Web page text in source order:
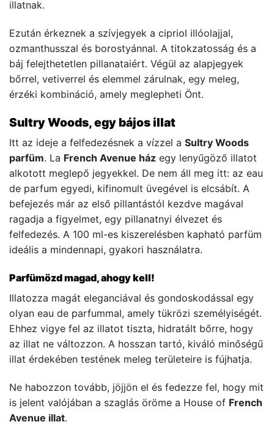
illatnak.
Ezután érkeznek a szívjegyek a cipriol illóolajjal,
ozmanthusszal és borostyánnal. A titokzatosság és a
báj felejthetetlen pillanataiért. Végül az alapjegyek
bőrrel, vetiverrel és elemmel zárulnak, egy meleg,
érzéki kombináció, amely meglepheti Önt.
Sultry Woods, egy bájos illat
Itt az ideje a felfedezésnek a vízzel a Sultry Woods
parfüm. La French Avenue ház egy lenyűgöző illatot
alkotott meglepő jegyekkel. De nem áll meg itt: az eau
de parfum egyedi, kifinomult üvegével is elcsábít. A
befejezés már az első pillantástól kezdve magával
ragadja a figyelmet, egy pillanatnyi élvezet és
felfedezés. A 100 ml-es kiszerelésben kapható parfüm
ideális a mindennapi, gyakori használatra.
Parfümözd magad, ahogy kell!
Illatozza magát eleganciával és gondoskodással egy
olyan eau de parfummal, amely tükrözi személyiségét.
Ehhez vigye fel az illatot tiszta, hidratált bőrre, hogy
az illat ne változzon. A hosszan tartó, kiváló minőségű
illat érdekében testének meleg területeire is fújhatja.
Ne habozzon tovább, jöjjön el és fedezze fel, hogy mit
is jelent valójában a szaglás öröme a House of French
Avenue illat.